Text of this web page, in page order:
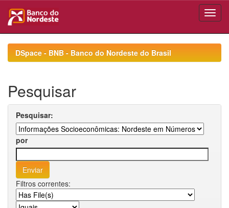
navigationDSpace - BNB - Banco do Nordeste do Brasil
Pesquisar
Pesquisar:
por
Filtros correntes: